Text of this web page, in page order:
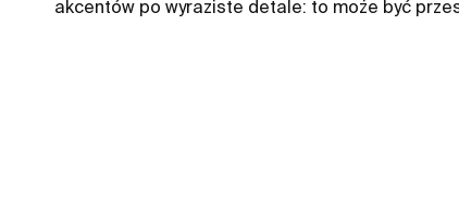
akcentów po wyraziste detale: to może być